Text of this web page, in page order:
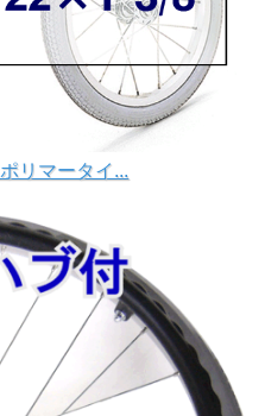
リマータイ...